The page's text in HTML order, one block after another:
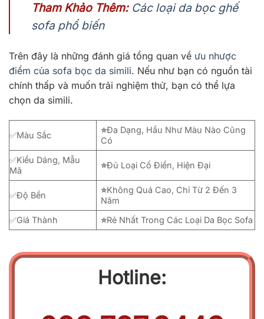
Tham Khảo Thêm: Các loại da bọc ghế
sofa phổ biến
Trên đây là những đánh giá tổng quan về ưu nhược
điểm của sofa bọc da simili. Nếu như bạn có nguồn tài
chính thấp và muốn trải nghiệm thử, bạn có thể lựa
chọn da simili.
✅Màu Sắc
⭐Đa Dạng, Hầu Như Màu Nào Cũng
Có
✅Kiểu Dáng, Mẫu
Mã
⭐Đủ Loại Cổ Điển, Hiện Đại
✅Độ Bền
⭐Không Quá Cao, Chỉ Từ 2 Đến 3
Năm
✅Giá Thành
⭐Rẻ Nhất Trong Các Loại Da Bọc Sofa
Hotline: